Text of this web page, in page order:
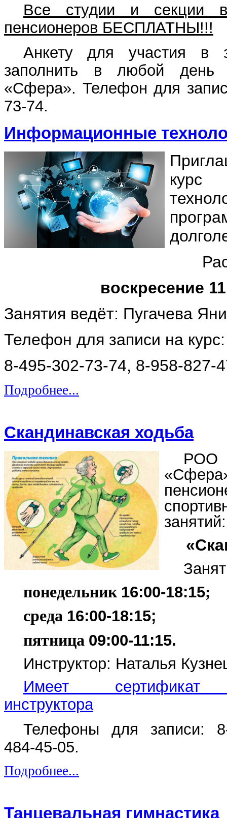
Все студии и секции
пенсионеров БЕСПЛАТНЫ!!!
Анкету для участия в
заполнить в любой
«Сфера». Телефон для
73-74.
Информационные
курс
воскресение
Занятия ведёт: Пугачева
Телефон для записи на курс:
8-495-302-73-74, 8-958-827-
Подробнее...
Скандинавская ходьба
занятий:
понедельник 16:00-18:15;
среда 16:00-18:15;
пятница 09:00-11:15.
Инструктор: Наталья
Имеет сертификат
инструктора
Телефоны для записи:
484-45-05.
Подробнее...
Танцевальная гимнастика